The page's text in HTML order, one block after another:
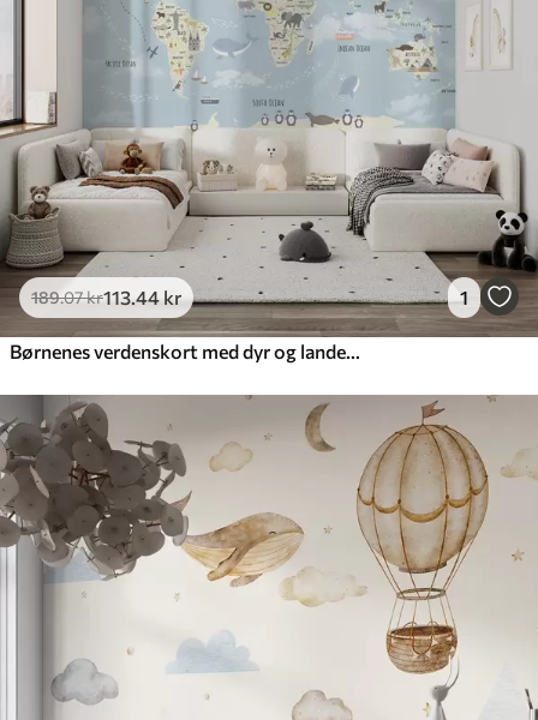
189.07kr113.44 kr 1
Børnenes verdenskort med dyr og landemærker